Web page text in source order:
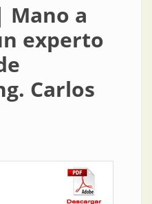
Mano a
experto
Carlos